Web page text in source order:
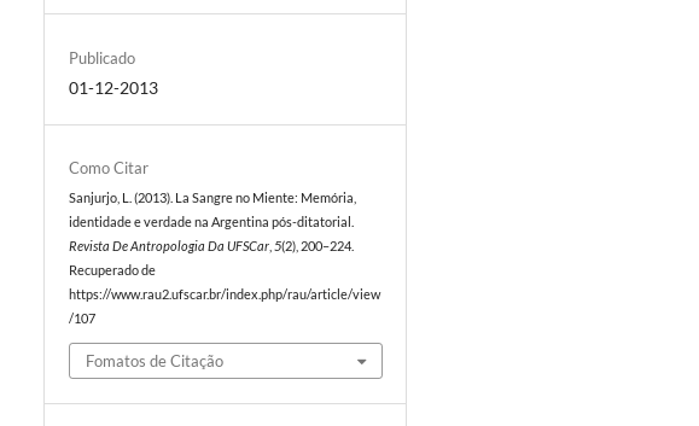
Publicado
01-12-2013
Como Citar
Sanjurjo, L. (2013). La Sangre no Miente: Memória,
identidade e verdade na Argentina pós-ditatorial.
Revista De Antropologia Da UFSCar ,5(2), 200–224.
Recuperado de
https://www.rau2.ufscar.br/index.php/rau/article/view
/107
Fomatos de Citação